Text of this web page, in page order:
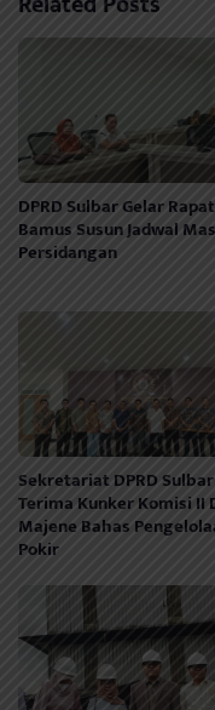
DPRD Sulbar Gelar Rapat
Bamus Susun Jadwal
Persidangan
Sekretariat DPRD Sulbar
Terima Kunker Komisi II
Majene Bahas
Pokir